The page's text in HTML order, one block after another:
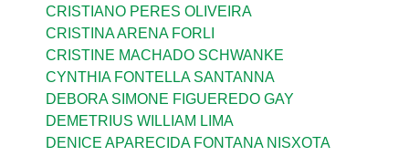
CRISTIANO PERES OLIVEIRA
CRISTINA ARENA FORLI
CRISTINE MACHADO SCHWANKE
CYNTHIA FONTELLA SANTANNA
DEBORA SIMONE FIGUEREDO GAY
DEMETRIUS WILLIAM LIMA
DENICE APARECIDA FONTANA NISXOTA